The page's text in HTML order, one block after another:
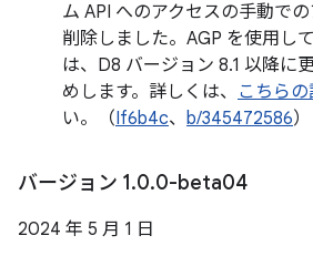
ム API へのアクセスの手動で
削除しました。AGP を使用し
は、D8 バージョン 8.1 以降に
めします。詳しくは、 こちら
い。（If6b4c、 b/345472586）
バージョン 1.0.0-beta04
2024 年 5 月 1 日